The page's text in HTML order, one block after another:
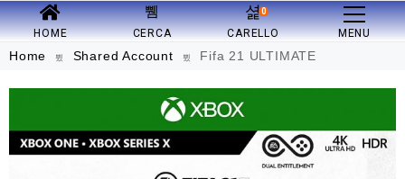
HOME CERCA
0
CARELLO MENU
Home Shared Account Fifa 21 ULTIMATE